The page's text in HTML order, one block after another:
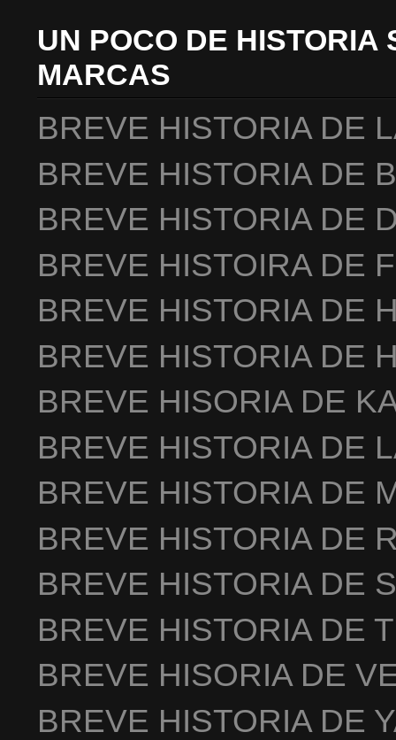
UN POCO DE HISTORIA
MARCAS
BREVE HISTORIA DE
BREVE HISTORIA DE
BREVE HISTORIA DE
BREVE HISTOIRA DE
BREVE HISTORIA DE
BREVE HISTORIA DE
BREVE HISORIA DE
BREVE HISTORIA DE
BREVE HISTORIA DE
BREVE HISTORIA DE
BREVE HISTORIA DE
BREVE HISTORIA DE
BREVE HISORIA DE
BREVE HISTORIA DE